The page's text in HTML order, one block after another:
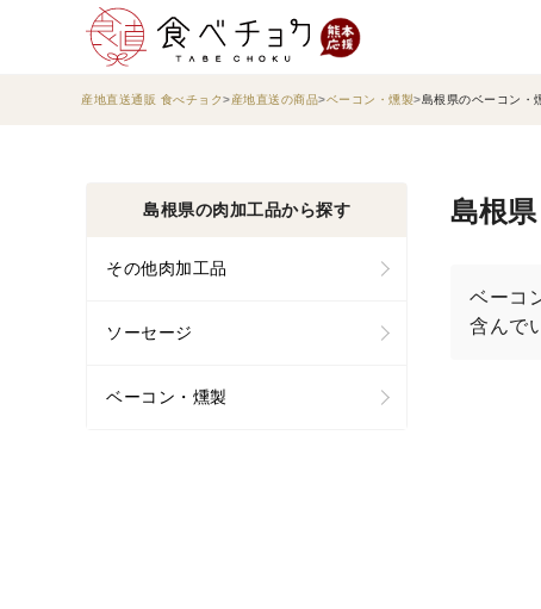
産地直送通販 食べチョク 産地直送の商品 ベーコン・燻製 島根県のベーコン・
島根
ベーコ
含んで
島根県の肉加工品から探す
その他肉加工品
ソーセージ
ベーコン・燻製